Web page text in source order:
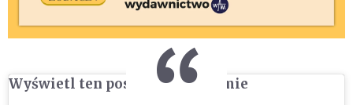
Wyświetl ten post na Instagramie